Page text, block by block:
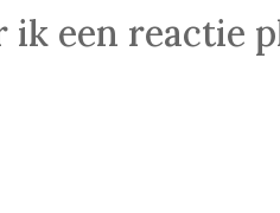
ik een reactie